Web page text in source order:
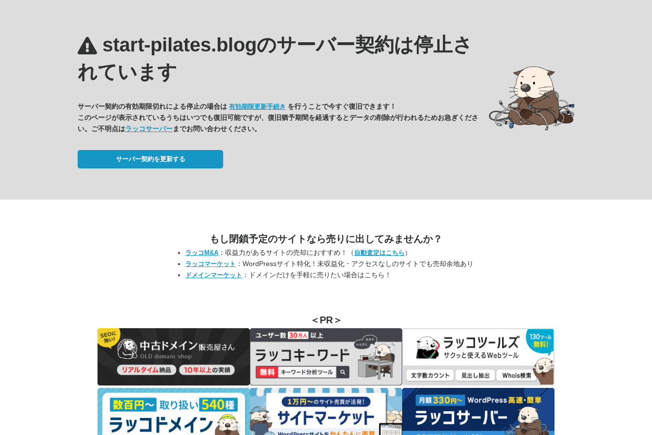
start-pilates.blogのサーバー契約は停止さ
れています
サーバー契約の有効期限切れによる停止の場合は 有効期限更新手続き を行うことで今すぐ復旧できます！
このページが表示されているうちはいつでも復旧可能ですが、復旧猶予期間を経過するとデータの削除が行われるためお急ぎくださ
い。ご不明点はラッコサーバーまでお問い合わせください。
サーバー契約を更新する
もし閉鎖予定のサイトなら売りに出してみませんか？
ラッコM&A ：収益力があるサイトの売却におすすめ！（ 自動査定はこちら ）
ラッコマーケット ：WordPressサイト特化！未収益化・アクセスなしのサイトでも売却余地あり
ドメインマーケット ：ドメインだけを手軽に売りたい場合はこちら！
＜PR＞